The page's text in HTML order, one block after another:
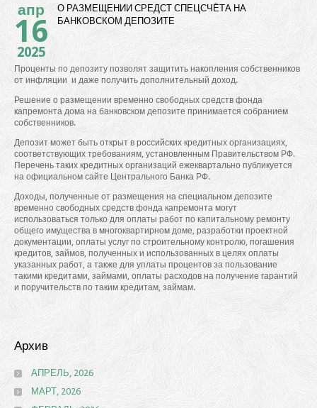
апр
16
2025
О РАЗМЕЩЕНИИ СРЕДСТ СПЕЦСЧЁТА НА
БАНКОВСКОМ ДЕПОЗИТЕ
Проценты по депозиту позволят защитить накопления собственников
от инфляции и даже получить дополнительный доход.
Решение о размещении временно свободных средств фонда
капремонта дома на банковском депозите принимается собранием
собственников.
Депозит может быть открыт в российских кредитных организациях,
соответствующих требованиям, установленным Правительством РФ.
Перечень таких кредитных организаций ежеквартально публикуется
на официальном сайте Центрального Банка РФ.
Доходы, полученные от размещения на специальном депозите
временно свободных средств фонда капремонта могут
использоваться только для оплаты работ по капитальному ремонту
общего имущества в многоквартирном доме, разработки проектной
документации, оплаты услуг по строительному контролю, погашения
кредитов, займов, полученных и использованных в целях оплаты
указанных работ, а также для уплаты процентов за пользование
такими кредитами, займами, оплаты расходов на получение гарантий
и поручительств по таким кредитам, займам.
Архив
АПРЕЛЬ, 2026
МАРТ, 2026